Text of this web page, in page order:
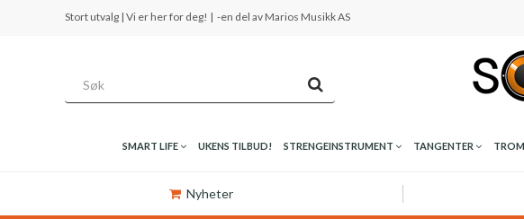
Stort utvalg | Vi er her for deg! | -en del av Marios Musikk AS
SMART LIFE UKENS TILBUD! STRENGEINSTRUMENT TANGENTER
Nyheter